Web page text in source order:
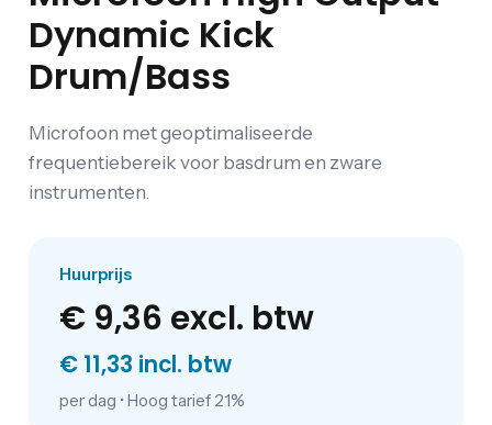
Dynamic Kick
Drum/Bass
Microfoon met geoptimaliseerde
frequentiebereik voor basdrum en zware
instrumenten.
Huurprijs
€ 9,36 excl. btw
€ 11,33 incl. btw
per dag • Hoog tarief 21%